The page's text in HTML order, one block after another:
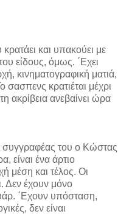
και υπακούει με
είδους, όμως. ΄Εχει
κινηματογραφική ματιά,
κρατιέται μέχρι
ακρίβεια ανεβαίνει ώρα
του ο Κώστας
είναι ένα άρτιο
μέση και τέλος. Οι
Δεν έχουν μόνο
΄Εχουν υπόσταση,
δεν είναι